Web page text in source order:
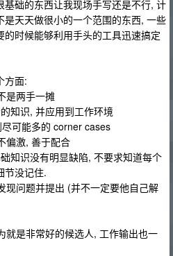
础的东西让我现场手写还是不行, 计
天天做很小的一个范围的东西, 一些
时候能够利用手头的工具迅速搞定
方面:
是两手一摊
知识, 并应用到工作环境
可能多的 corner cases
偏激, 善于配合
知识没有明显缺陷, 不要求知道每个
节没记住.
现问题并提出 (并不一定要他自己解
就是非常好的候选人, 工作输出也一